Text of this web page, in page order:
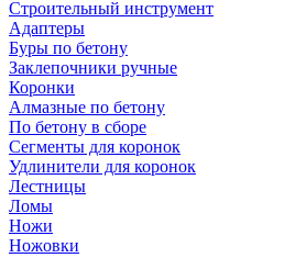
Строительный инструмент
Адаптеры
Буры по бетону
Заклепочники ручные
Коронки
Алмазные по бетону
По бетону в сборе
Сегменты для коронок
Удлинители для коронок
Лестницы
Ломы
Ножи
Ножовки